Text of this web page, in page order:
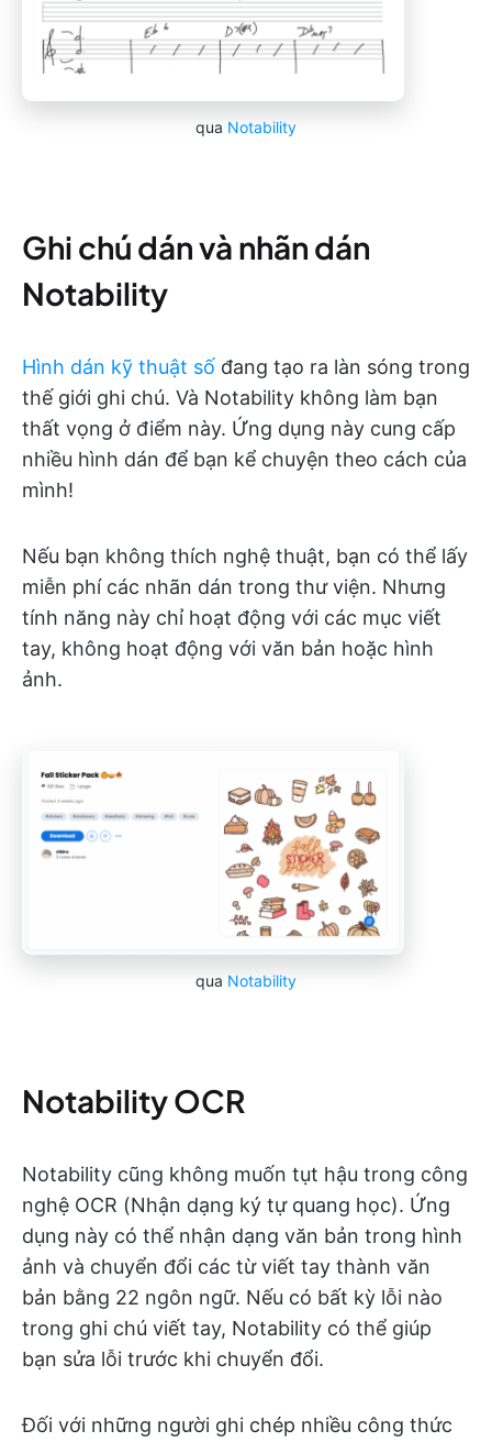
qua Notability
Ghi chú dán và nhãn dán
Notability
Hình dán kỹ thuật số đang tạo ra làn sóng trong
thế giới ghi chú. Và Notability không làm bạn
thất vọng ở điểm này. Ứng dụng này cung cấp
nhiều hình dán để bạn kể chuyện theo cách của
mình!
Nếu bạn không thích nghệ thuật, bạn có thể lấy
miễn phí các nhãn dán trong thư viện. Nhưng
tính năng này chỉ hoạt động với các mục viết
tay, không hoạt động với văn bản hoặc hình
ảnh.
qua Notability
Notability OCR
Notability cũng không muốn tụt hậu trong công
nghệ OCR (Nhận dạng ký tự quang học). Ứng
dụng này có thể nhận dạng văn bản trong hình
ảnh và chuyển đổi các từ viết tay thành văn
bản bằng 22 ngôn ngữ. Nếu có bất kỳ lỗi nào
trong ghi chú viết tay, Notability có thể giúp
bạn sửa lỗi trước khi chuyển đổi.
Đối với những người ghi chép nhiều công thức